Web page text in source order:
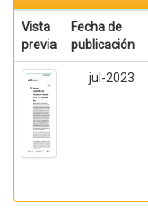
Vista
previa
Fecha de
publicación
jul-2023